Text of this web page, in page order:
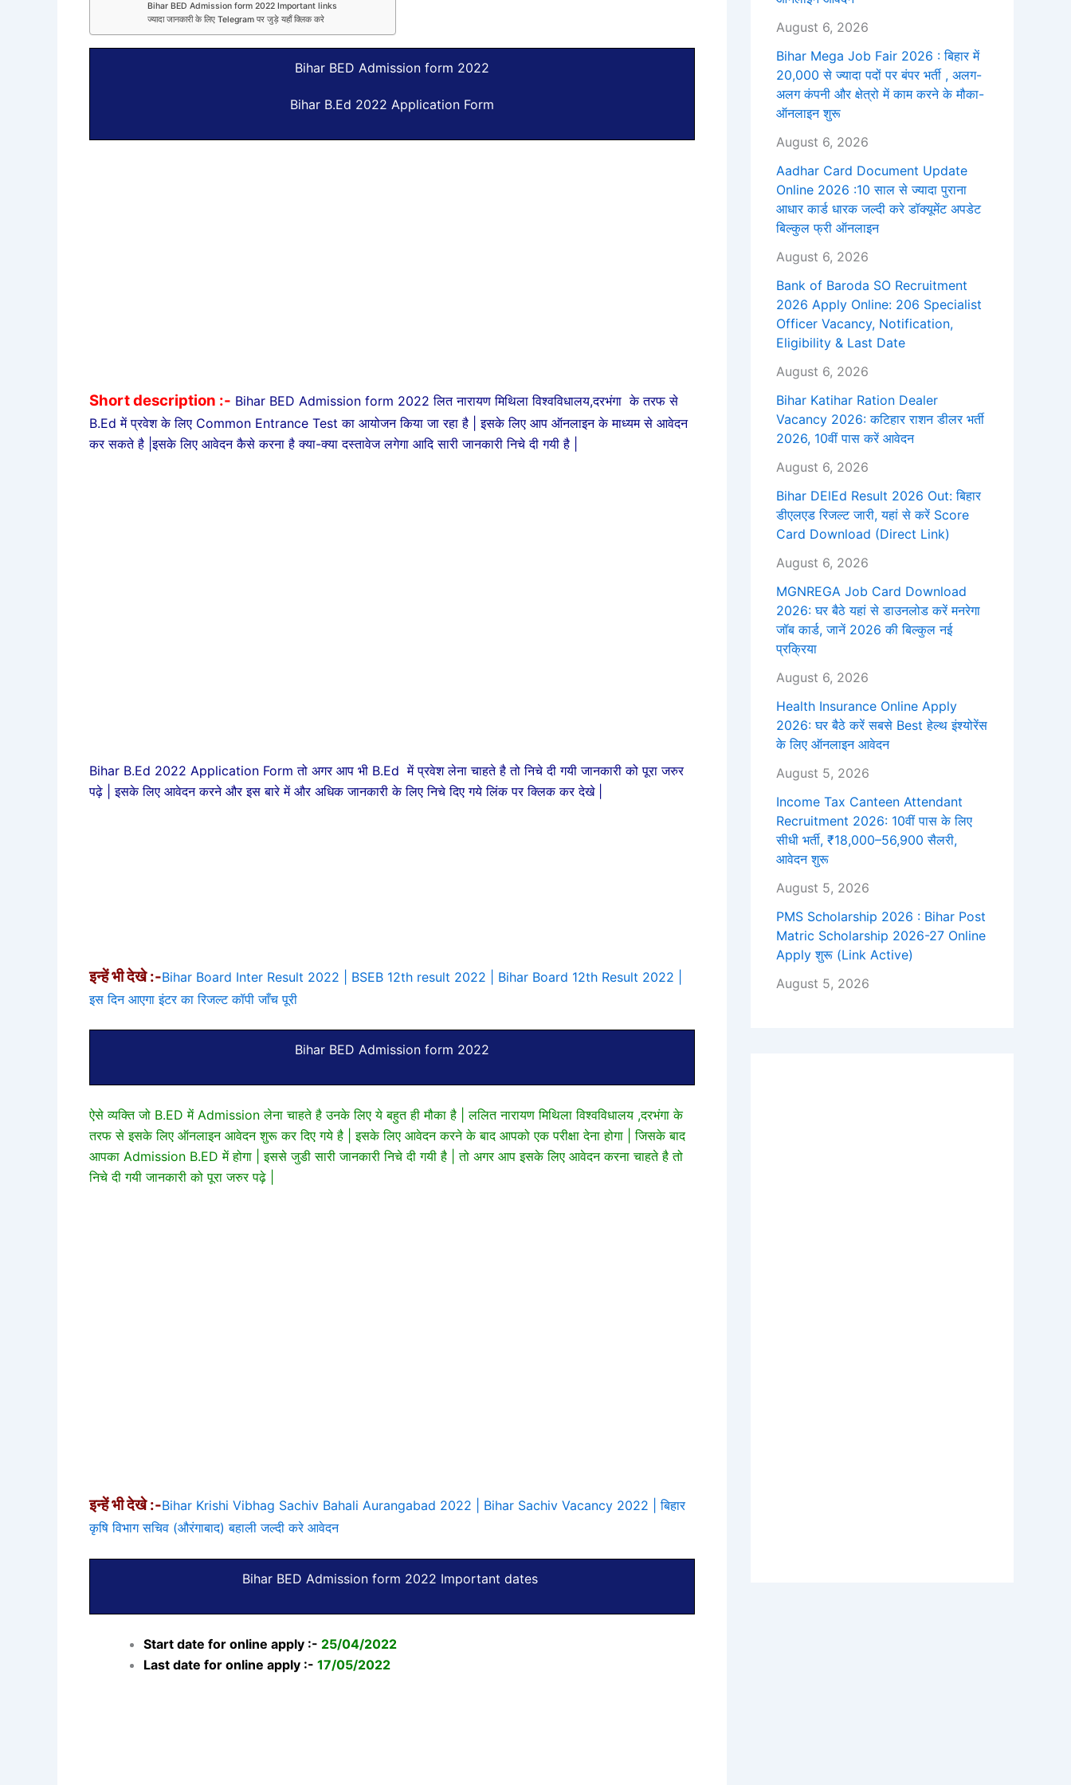
Bihar BED Admission form 2022 Important links
ज्यादा जानकारी के लिए Telegram पर जुड़े यहाँ क्लिक करे
Bihar BED Admission form 2022
Bihar B.Ed 2022 Application Form
Short description :- Bihar BED Admission form 2022 लित नारायण मिथिला विश्वविधालय,दरभंगा के तरफ से
B.Ed में प्रवेश के लिए Common Entrance Test का आयोजन किया जा रहा है | इसके लिए आप ऑनलाइन के माध्यम से आवेदन
कर सकते है |इसके लिए आवेदन कैसे करना है क्या-क्या दस्तावेज लगेगा आदि सारी जानकारी निचे दी गयी है |
Bihar B.Ed 2022 Application Form तो अगर आप भी B.Ed में प्रवेश लेना चाहते है तो निचे दी गयी जानकारी को पूरा जरुर
पढ़े | इसके लिए आवेदन करने और इस बारे में और अधिक जानकारी के लिए निचे दिए गये लिंक पर क्लिक कर देखे |
इन्हें भी देखे :-Bihar Board Inter Result 2022 | BSEB 12th result 2022 | Bihar Board 12th Result 2022 |
इस दिन आएगा इंटर का रिजल्ट कॉपी जाँच पूरी
Bihar BED Admission form 2022
ऐसे व्यक्ति जो B.ED में Admission लेना चाहते है उनके लिए ये बहुत ही मौका है | ललित नारायण मिथिला विश्वविधालय ,दरभंगा के
तरफ से इसके लिए ऑनलाइन आवेदन शुरू कर दिए गये है | इसके लिए आवेदन करने के बाद आपको एक परीक्षा देना होगा | जिसके बाद
आपका Admission B.ED में होगा | इससे जुडी सारी जानकारी निचे दी गयी है | तो अगर आप इसके लिए आवेदन करना चाहते है तो
निचे दी गयी जानकारी को पूरा जरुर पढ़े |
इन्हें भी देखे :-Bihar Krishi Vibhag Sachiv Bahali Aurangabad 2022 | Bihar Sachiv Vacancy 2022 | बिहार
कृषि विभाग सचिव (औरंगाबाद) बहाली जल्दी करे आवेदन
Bihar BED Admission form 2022 Important dates
Start date for online apply :- 25/04/2022
Last date for online apply :- 17/05/2022
August 6, 2026
Bihar Mega Job Fair 2026 : बिहार में
20,000 से ज्यादा पदों पर बंपर भर्ती , अलग-
अलग कंपनी और क्षेत्रो में काम करने के मौका-
ऑनलाइन शुरू
August 6, 2026
Aadhar Card Document Update
Online 2026 :10 साल से ज्यादा पुराना
आधार कार्ड धारक जल्दी करे डॉक्यूमेंट अपडेट
बिल्कुल फ्री ऑनलाइन
August 6, 2026
Bank of Baroda SO Recruitment
2026 Apply Online: 206 Specialist
Officer Vacancy, Notification,
Eligibility & Last Date
August 6, 2026
Bihar Katihar Ration Dealer
Vacancy 2026: कटिहार राशन डीलर भर्ती
2026, 10वीं पास करें आवेदन
August 6, 2026
Bihar DElEd Result 2026 Out: बिहार
डीएलएड रिजल्ट जारी, यहां से करें Score
Card Download (Direct Link)
August 6, 2026
MGNREGA Job Card Download
2026: घर बैठे यहां से डाउनलोड करें मनरेगा
जॉब कार्ड, जानें 2026 की बिल्कुल नई
प्रक्रिया
August 6, 2026
Health Insurance Online Apply
2026: घर बैठे करें सबसे Best हेल्थ इंश्योरेंस
के लिए ऑनलाइन आवेदन
August 5, 2026
Income Tax Canteen Attendant
Recruitment 2026: 10वीं पास के लिए
सीधी भर्ती, ₹18,000–56,900 सैलरी,
आवेदन शुरू
August 5, 2026
PMS Scholarship 2026 : Bihar Post
Matric Scholarship 2026-27 Online
Apply शुरू (Link Active)
August 5, 2026